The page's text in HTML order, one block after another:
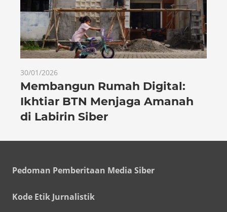
30/01/2026
Membangun Rumah Digital:
Ikhtiar BTN Menjaga Amanah
di Labirin Siber
Pedoman Pemberitaan Media Siber
Kode Etik Jurnalistik